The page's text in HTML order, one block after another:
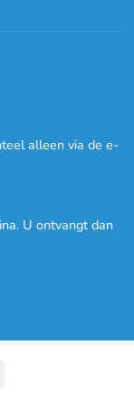
alleen via de e-
U ontvangt dan